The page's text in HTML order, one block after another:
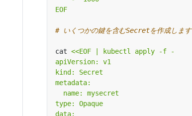
EOF
# いくつかの鍵を含むSecretを作成します
cat